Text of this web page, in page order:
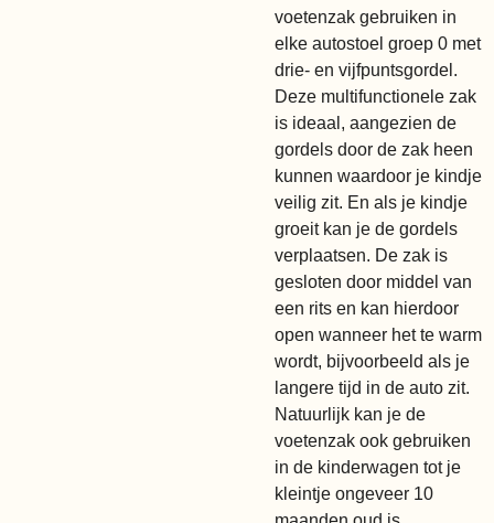
voetenzak gebruiken in
elke autostoel groep 0 met
drie- en vijfpuntsgordel.
Deze multifunctionele zak
is ideaal, aangezien de
gordels door de zak heen
kunnen waardoor je kindje
veilig zit. En als je kindje
groeit kan je de gordels
verplaatsen. De zak is
gesloten door middel van
een rits en kan hierdoor
open wanneer het te warm
wordt, bijvoorbeeld als je
langere tijd in de auto zit.
Natuurlijk kan je de
voetenzak ook gebruiken
in de kinderwagen tot je
kleintje ongeveer 10